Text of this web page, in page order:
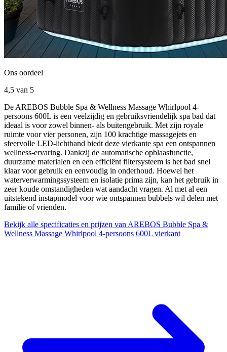
Ons oordeel
4,5 van 5
De AREBOS Bubble Spa & Wellness Massage Whirlpool 4-
persoons 600L is een veelzijdig en gebruiksvriendelijk spa bad dat
ideaal is voor zowel binnen- als buitengebruik. Met zijn royale
ruimte voor vier personen, zijn 100 krachtige massagejets en
sfeervolle LED-lichtband biedt deze vierkante spa een ontspannen
wellness-ervaring. Dankzij de automatische opblaasfunctie,
duurzame materialen en een efficiënt filtersysteem is het bad snel
klaar voor gebruik en eenvoudig in onderhoud. Hoewel het
waterverwarmingssysteem en isolatie prima zijn, kan het gebruik in
zeer koude omstandigheden wat aandacht vragen. Al met al een
uitstekend instapmodel voor wie ontspannen bubbels wil delen met
familie of vrienden.
Bekijk alle specificaties en prijzen van AREBOS Bubble Spa &
Wellness Massage Whirlpool 4-persoons 600L vierkant